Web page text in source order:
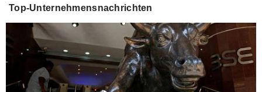
Top-Unternehmensnachrichten